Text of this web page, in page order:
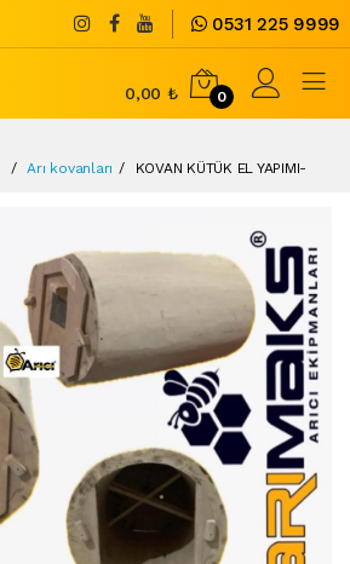
0531 225 9999
0,00 ₺ 0
Arı kovanları KOVAN KÜTÜK EL YAPIMI-